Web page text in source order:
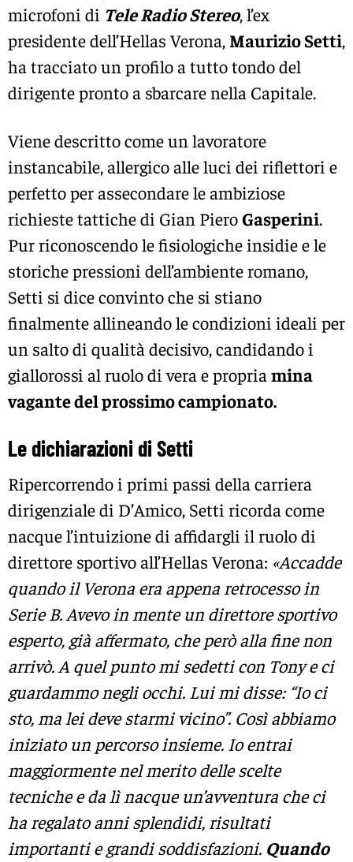
microfoni di Tele Radio Stereo, l’ex
presidente dell’Hellas Verona, Maurizio Setti,
ha tracciato un profilo a tutto tondo del
dirigente pronto a sbarcare nella Capitale.
Viene descritto come un lavoratore
instancabile, allergico alle luci dei riflettori e
perfetto per assecondare le ambiziose
richieste tattiche di Gian PieroGasperini.
Pur riconoscendo le fisiologiche insidie e le
storiche pressioni dell’ambiente romano,
Setti si dice convinto che si stiano
finalmente allineando le condizioni ideali per
un salto di qualità decisivo, candidando i
giallorossi al ruolo di vera e propria mina
vagante del prossimo campionato.
Le dichiarazioni di Setti
Ripercorrendo i primi passi della carriera
dirigenziale di D’Amico, Setti ricorda come
nacque l’intuizione di affidargli il ruolo di
direttore sportivo all’Hellas Verona: «Accadde
quando il Verona era appena retrocesso in
Serie B. Avevo in mente un direttore sportivo
esperto, già affermato, che però alla fine non
arrivò. A quel punto mi sedetti con Tony e ci
guardammo negli occhi. Lui mi disse: “Io ci
sto, ma lei deve starmi vicino”. Così abbiamo
iniziato un percorso insieme. Io entrai
maggiormente nel merito delle scelte
tecniche e da lì nacque un’avventura che ci
ha regalato anni splendidi, risultati
importanti e grandi soddisfazioni. Quando